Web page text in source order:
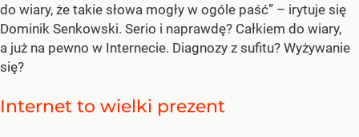
do wiary, że takie słowa mogły w ogóle paść” – irytuje się
Dominik Senkowski. Serio i naprawdę? Całkiem do wiary,
a już na pewno w Internecie. Diagnozy z sufitu? Wyżywanie
się?
Internet to wielki prezent